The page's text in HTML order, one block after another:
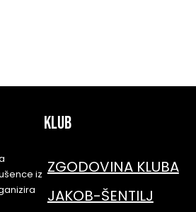
iz
KLUB
ZGODOVINA KLUBA
JAKOB-ŠENTILJ